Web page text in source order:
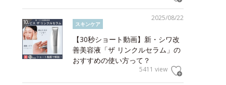
2025/08/22
スキンケア
【30秒ショート動画】新・シワ改
善美容液「ザ リンクルセラム」の
おすすめの使い方って？
5411 view